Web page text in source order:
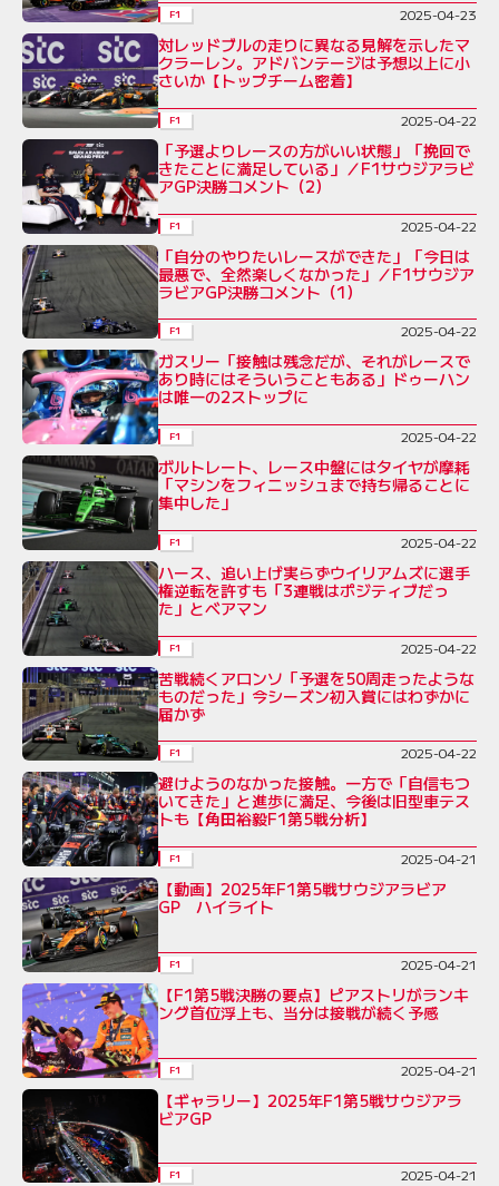
F1 2025-04-23
対レッドブルの走りに異なる見解を示したマ
クラーレン。アドバンテージは予想以上に小
さいか【トップチーム密着】
F1 2025-04-22
「予選よりレースの方がいい状態」「挽回で
きたことに満足している」／F1サウジアラビ
アGP決勝コメント（2）
F1 2025-04-22
「自分のやりたいレースができた」「今日は
最悪で、全然楽しくなかった」／F1サウジア
ラビアGP決勝コメント（1）
F1 2025-04-22
ガスリー「接触は残念だが、それがレースで
あり時にはそういうこともある」ドゥーハン
は唯一の2ストップに
F1 2025-04-22
ボルトレート、レース中盤にはタイヤが摩耗
「マシンをフィニッシュまで持ち帰ることに
集中した」
F1 2025-04-22
ハース、追い上げ実らずウイリアムズに選手
権逆転を許すも「3連戦はポジティブだっ
た」とベアマン
F1 2025-04-22
苦戦続くアロンソ「予選を50周走ったような
ものだった」今シーズン初入賞にはわずかに
届かず
F1 2025-04-22
避けようのなかった接触。一方で「自信もつ
いてきた」と進歩に満足、今後は旧型車テス
トも【角田裕毅F1第5戦分析】
F1 2025-04-21
【動画】2025年F1第5戦サウジアラビア
GP ハイライト
F1 2025-04-21
【F1第5戦決勝の要点】ピアストリがランキ
ング首位浮上も、当分は接戦が続く予感
F1 2025-04-21
【ギャラリー】2025年F1第5戦サウジアラ
ビアGP
F1 2025-04-21